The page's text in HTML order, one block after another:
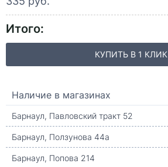
Итого:
КУПИТЬ В 1 КЛИК
Наличие в магазинах
Барнаул, Павловский тракт 52
Барнаул, Ползунова 44а
Барнаул, Попова 214